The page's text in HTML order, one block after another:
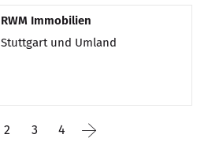
RWM Immobilien
Stuttgart und Umland
2 3 4